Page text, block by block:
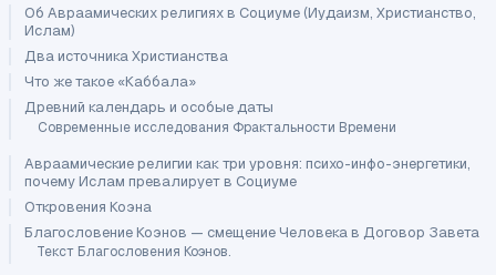
Об Авраамических религиях в Социуме (Иудаизм, Христианство,
Ислам)
Два источника Христианства
Что же такое «Каббала»
Древний календарь и особые даты
Современные исследования Фрактальности Времени
Авраамические религии как три уровня: психо-инфо-энергетики,
почему Ислам превалирует в Социуме
Откровения Коэна
Благословение Коэнов — смещение Человека в Договор Завета
Текст Благословения Коэнов.